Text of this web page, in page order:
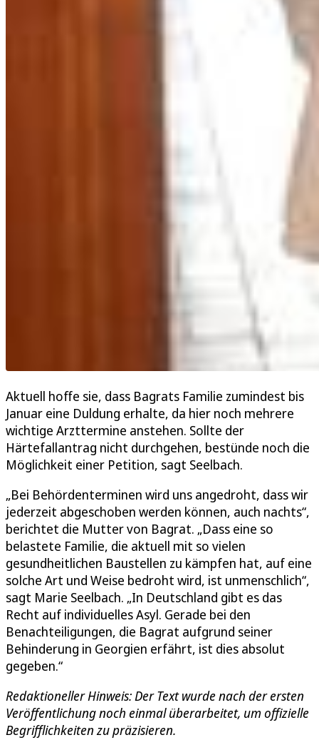
Aktuell hoffe sie, dass Bagrats Familie zumindest bis
Januar eine Duldung erhalte, da hier noch mehrere
wichtige Arzttermine anstehen. Sollte der
Härtefallantrag nicht durchgehen, bestünde noch die
Möglichkeit einer Petition, sagt Seelbach.
„Bei Behördenterminen wird uns angedroht, dass wir
jederzeit abgeschoben werden können, auch nachts“,
berichtet die Mutter von Bagrat. „Dass eine so
belastete Familie, die aktuell mit so vielen
gesundheitlichen Baustellen zu kämpfen hat, auf eine
solche Art und Weise bedroht wird, ist unmenschlich“,
sagt Marie Seelbach. „In Deutschland gibt es das
Recht auf individuelles Asyl. Gerade bei den
Benachteiligungen, die Bagrat aufgrund seiner
Behinderung in Georgien erfährt, ist dies absolut
gegeben.“
Redaktioneller Hinweis: Der Text wurde nach der ersten
Veröffentlichung noch einmal überarbeitet, um offizielle
Begrifflichkeiten zu präzisieren.